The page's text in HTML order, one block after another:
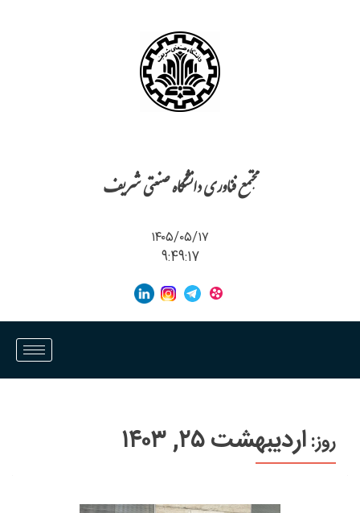
مجتمع فناوری دانشگاه صنعتی شریف
۱۴۰۵/۰۵/۱۷
9:49:17
روز:اردیبهشت ۲۵, ۱۴۰۳